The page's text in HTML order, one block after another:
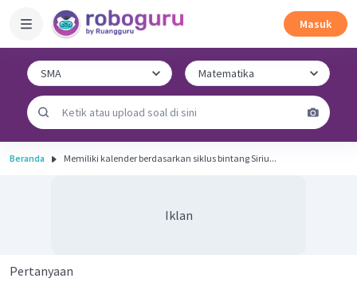
Masuk
Beranda Memiliki kalender berdasarkan siklus bintang Siriu...
Iklan
Pertanyaan